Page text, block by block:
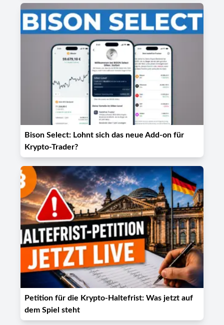
Bison Select: Lohnt sich das neue Add-on für
Krypto-Trader?
Petition für die Krypto-Haltefrist: Was jetzt auf
dem Spiel steht